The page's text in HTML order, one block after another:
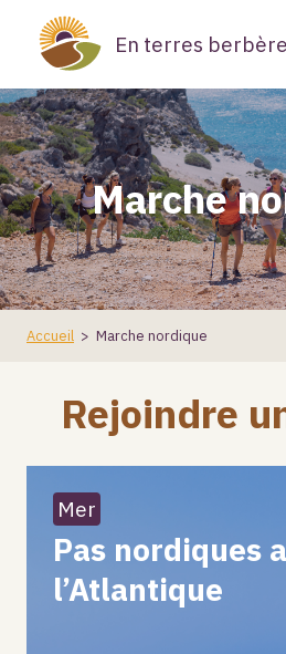
contenu
En terres
Marche
Accueil > Marche nordique
Rejoindre
Mer
Pas nordiques
l’Atlantique